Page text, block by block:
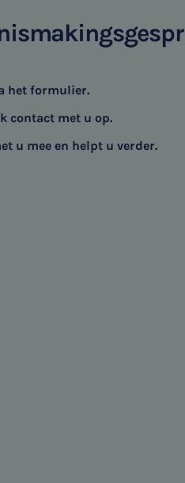
het formulier.
contact met u op.
u mee en helpt u verder.